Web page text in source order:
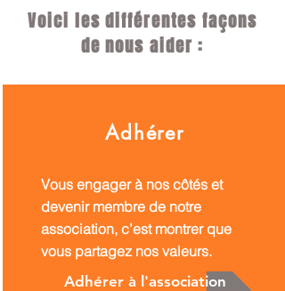
Voici les différentes façons
de nous aider :
Adhérer
Vous engager à nos côtés et
devenir membre de notre
association, c’est montrer que
vous partagez nos valeurs.
Adhérer à l'association